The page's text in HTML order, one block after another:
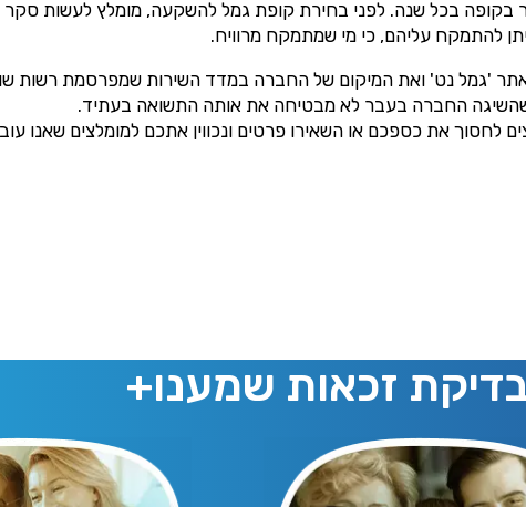
עד 4% מכל הפקדה ועד 1.05% מהסכום שנצבר בקופה בכל שנה. לפני בחירת קופת גמל להשקעה,
להתמקח עליהם, כי מי שמתמקח מרוויח.​
'גמל נט' ואת המיקום של החברה במדד השירות שמפרסמת רשות שוק
החברה בעבר לא מבטיחה את אותה התשואה בעתיד.
את כספכם או השאירו פרטים ונכווין אתכם למומלצים שאנו
זכאות שמענו+
תוכן, דברי פרסומת או עדכונים מהחברה או מצדדים שלישיים
אני מאשר את תנאיי השימוש והפרטיות של האתר
מאשר כי פרטיי ישמשו לקבלת פניות והצעות שיווקיות למוצרים
פנסיוניים\ביטוח באמצעות טלפון, מייל או SMS מאיתנו או צד שלישי
שליחה